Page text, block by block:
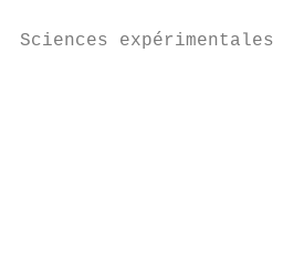
Sciences expérimentales